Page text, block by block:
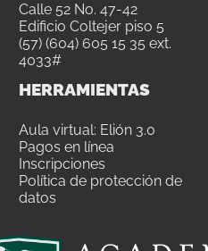
Calle 52 No. 47-42
Edificio Coltejer piso 5
(57) (604) 605 15 35 ext.
4033#
HERRAMIENTAS
Aula virtual: Elión 3.0
Pagos en línea
Inscripciones
Política de protección de
datos